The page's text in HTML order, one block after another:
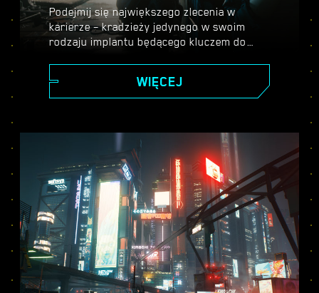
Podejmij się największego zlecenia w
karierze – kradzieży jedynego w swoim
rodzaju implantu będącego kluczem do
historię kształtują twoje decyzje. Wykonuj
różne zadania, by piąć się po szczeblach
implantu, który każdy chce dostać w swoje
WIĘCEJ